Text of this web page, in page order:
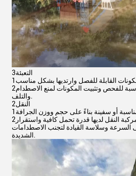
3التعبئة
القابلة للفصل وارتديها بشكل مناسب
2استخدم مواد التعبئة المناسبة للفحص وتثبيت المكونات لمنع الاصطدام
والتلف.
2النقل
إلى السرعة وسلاسة القيادة لتجنب الاصطدامات
الشديدة.